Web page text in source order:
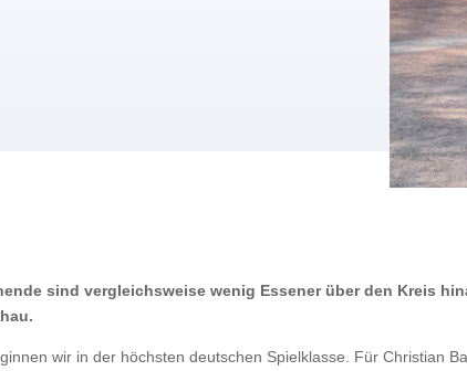
sind vergleichsweise wenig Essener über den Kreis
wir in der höchsten deutschen Spielklasse. Für Christian